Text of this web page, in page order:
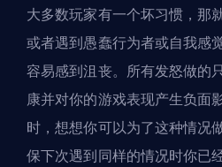
大多数玩家有一个坏习惯，那
或者遇到愚蠢行为者或自我感
容易感到沮丧。所有发怒做的
康并对你的游戏表现产生负面
时，想想你可以为了这种情况
保下次遇到同样的情况时你已